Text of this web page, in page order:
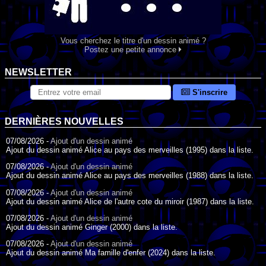
Vous cherchez le titre d'un dessin animé ?
Postez une petite annonce
NEWSLETTER
S'inscrire
DERNIÈRES NOUVELLES
07/08/2026 -Ajout d'un dessin animé
Ajout du dessin animé Alice au pays des merveilles (1995) dans la liste.
07/08/2026 -Ajout d'un dessin animé
Ajout du dessin animé Alice au pays des merveilles (1988) dans la liste.
07/08/2026 -Ajout d'un dessin animé
Ajout du dessin animé Alice de l'autre cote du miroir (1987) dans la liste.
07/08/2026 - Ajout d'un dessin animé
Ajout du dessin animé Ginger (2000) dans la liste.
07/08/2026 - Ajout d'un dessin animé
Ajout du dessin animé Ma famille d'enfer (2024) dans la liste.